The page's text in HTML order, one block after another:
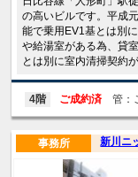
の高いビルです。平成
能で乗用EV1基とは別
や給湯室がある為、貸
とは別に室内清掃契約
4階 ご成約済 管：
新川ニ
事務所